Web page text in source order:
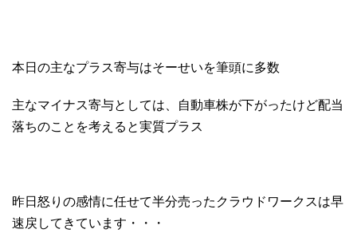
本日の主なプラス寄与はそーせいを筆頭に多数
主なマイナス寄与としては、自動車株が下がったけど配当
落ちのことを考えると実質プラス
昨日怒りの感情に任せて半分売ったクラウドワークスは早
速戻してきています・・・